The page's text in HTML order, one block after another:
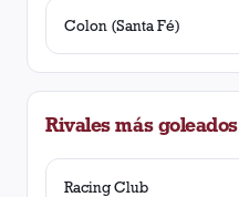
Colon (Santa Fé)
Rivales más goleados
Racing Club